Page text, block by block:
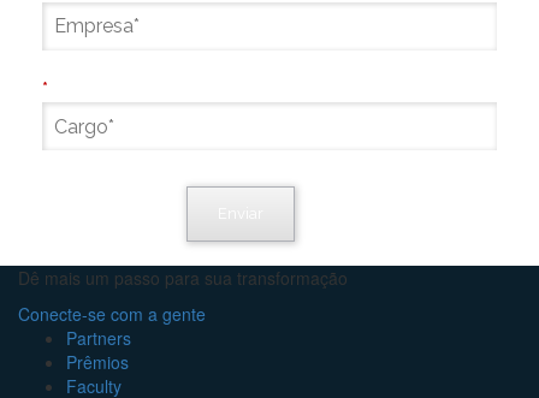
*
Dê mais um passo para sua transformação
Conecte-se com a gente
Partners
Prêmios
Faculty